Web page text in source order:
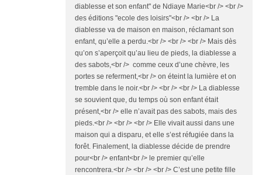
diablesse et son enfant" de Ndiaye Marie<br /> <br />
des éditions "ecole des loisirs"<br /> <br /> La
diablesse va de maison en maison, réclamant son
enfant, qu’elle a perdu.<br /> <br /> <br /> Mais dès
qu’on s’aperçoit qu’au lieu de pieds, la diablesse a
des sabots,<br /> comme ceux d’une chèvre, les
portes se referment,<br /> on éteint la lumière et on
tremble dans le noir.<br /> <br /> <br /> La diablesse
se souvient que, du temps où son enfant était
présent,<br /> elle n’avait pas des sabots, mais des
pieds.<br /> <br /> <br /> Elle vivait aussi dans une
maison qui a disparu, et elle s’est réfugiée dans la
forêt. Finalement, la diablesse décide de prendre
pour<br /> enfant<br /> le premier qu’elle
rencontrera.<br /> <br /> <br /> C’est une petite fille